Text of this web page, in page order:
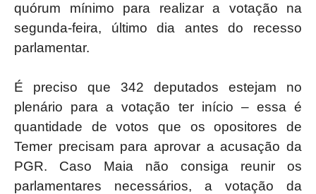
quórum mínimo para realizar a votação na
segunda-feira, último dia antes do recesso
parlamentar.
É preciso que 342 deputados estejam no
plenário para a votação ter início – essa é
quantidade de votos que os opositores de
Temer precisam para aprovar a acusação da
PGR. Caso Maia não consiga reunir os
parlamentares necessários, a votação da